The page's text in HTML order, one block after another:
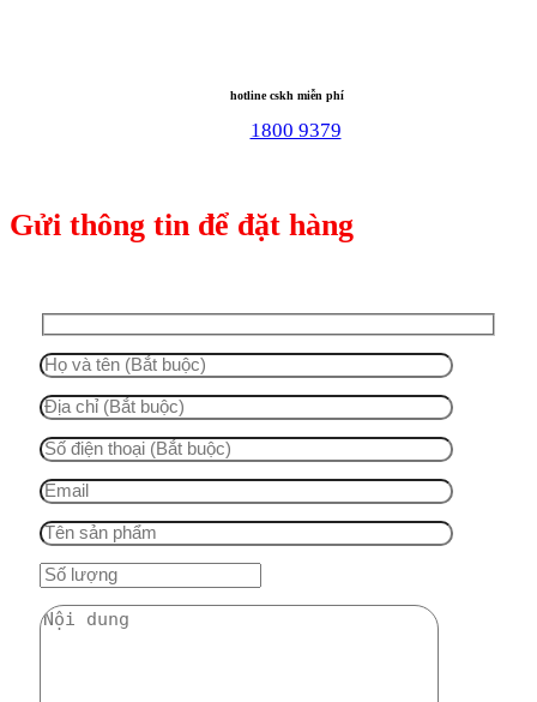
hotline cskh miễn phí
1800 9379
Gửi thông tin để đặt hàng